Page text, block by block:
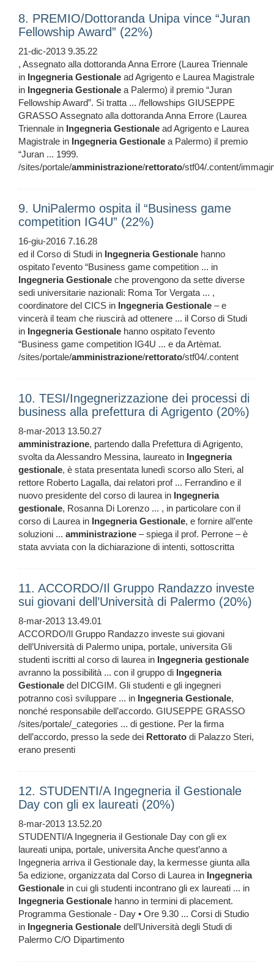
8. PREMIO/Dottoranda Unipa vince “Juran
Fellowship Award” (22%)
21-dic-2013 9.35.22
, Assegnato alla dottoranda Anna Errore (Laurea Triennale
in Ingegneria Gestionale ad Agrigento e Laurea Magistrale
in Ingegneria Gestionale a Palermo) il premio “Juran
Fellowship Award”. Si tratta ... /fellowships GIUSEPPE
GRASSO Assegnato alla dottoranda Anna Errore (Laurea
Triennale in Ingegneria Gestionale ad Agrigento e Laurea
Magistrale in Ingegneria Gestionale a Palermo) il premio
“Juran ... 1999.
/sites/portale/amministrazione/rettorato/stf04/.content/
9. UniPalermo ospita il “Business game
competition IG4U” (22%)
16-giu-2016 7.16.28
ed il Corso di Studi in Ingegneria Gestionale hanno
ospitato l'evento “Business game competition ... in
Ingegneria Gestionale che provengono da sette diverse
sedi universitarie nazionali: Roma Tor Vergata ... ,
coordinatore del CICS in Ingegneria Gestionale – e
vincerà il team che riuscirà ad ottenere ... il Corso di Studi
in Ingegneria Gestionale hanno ospitato l'evento
“Business game competition IG4U ... e da Artèmat.
/sites/portale/amministrazione/rettorato/stf04/.content
10. TESI/Ingegnerizzazione dei processi di
business alla prefettura di Agrigento (20%)
8-mar-2013 13.50.27
amministrazione, partendo dalla Prefettura di Agrigento,
svolta da Alessandro Messina, laureato in Ingegneria
gestionale, è stata presentata lunedì scorso allo Steri, al
rettore Roberto Lagalla, dai relatori prof ... Ferrandino e il
nuovo presidente del corso di laurea in Ingegneria
gestionale, Rosanna Di Lorenzo ... , in particolare con il
corso di Laurea in Ingegneria Gestionale, e fornire all’ente
soluzioni ... amministrazione – spiega il prof. Perrone – è
stata avviata con la dichiarazione di intenti, sottoscritta
11. ACCORDO/Il Gruppo Randazzo investe
sui giovani dell’Università di Palermo (20%)
8-mar-2013 13.49.01
ACCORDO/Il Gruppo Randazzo investe sui giovani
dell’Università di Palermo unipa, portale, universita Gli
studenti iscritti al corso di laurea in Ingegneria gestionale
avranno la possibilità ... con il gruppo di Ingegneria
Gestionale del DICGIM. Gli studenti e gli ingegneri
potranno così sviluppare ... in Ingegneria Gestionale,
nonché responsabile dell’accordo. GIUSEPPE GRASSO
/sites/portale/_categories ... di gestione. Per la firma
dell’accordo, presso la sede dei Rettorato di Palazzo Steri,
erano presenti
12. STUDENTI/A Ingegneria il Gestionale
Day con gli ex laureati (20%)
8-mar-2013 13.52.20
STUDENTI/A Ingegneria il Gestionale Day con gli ex
laureati unipa, portale, universita Anche quest’anno a
Ingegneria arriva il Gestionale day, la kermesse giunta alla
5a edizione, organizzata dal Corso di Laurea in Ingegneria
Gestionale in cui gli studenti incontrano gli ex laureati ... in
Ingegneria Gestionale hanno in termini di placement.
Programma Gestionale - Day • Ore 9.30 ... Corsi di Studio
in Ingegneria Gestionale dell’Università degli Studi di
Palermo C/O Dipartimento